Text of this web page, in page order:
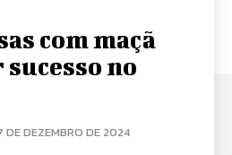
com maçã
no
DE DEZEMBRO DE 2024